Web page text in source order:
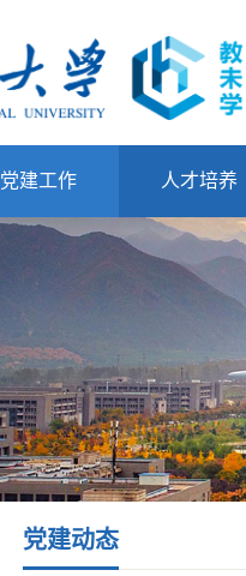
党建工作 人才培养
党建动态